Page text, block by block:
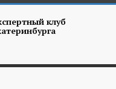
клуб